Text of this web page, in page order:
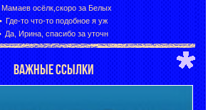
Мамаев осёлк,скоро за Белых
Где-то что-то подобное я уж
Да, Ирина, спасибо за уточн
ВАЖНЫЕ ССЫЛКИ